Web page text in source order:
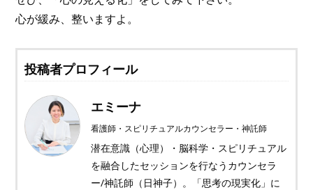
心が緩み、整いますよ。
投稿者プロフィール
エミーナ
看護師・スピリチュアルカウンセラー・神託師
潜在意識（心理）・脳科学・スピリチュアル
を融合したセッションを行なうカウンセラ
ー/神託師（日神子）。「思考の現実化」に